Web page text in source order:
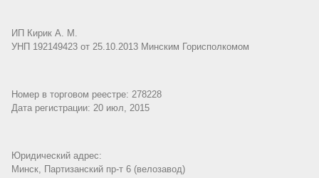
ИП Кирик А. М.
УНП 192149423 от 25.10.2013 Минским Горисполкомом
Номер в торговом реестре: 278228
Дата регистрации: 20 июл, 2015
Юридический адрес:
Минск, Партизанский пр-т 6 (велозавод)